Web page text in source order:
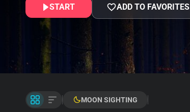
START ADD TO FAVORITES
MOON SIGHTING